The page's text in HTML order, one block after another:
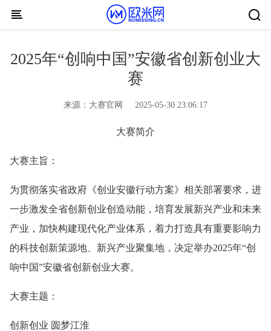
Skip to content
2025年“创响中国”安徽省创新创业大
赛
来源： 大赛官网 2025-05-30 23:06:17
大赛简介
大赛主旨：
为贯彻落实省政府《创业安徽行动方案》相关部署要求，进
一步激发全省创新创业创造动能，培育发展新兴产业和未来
产业，加快构建现代化产业体系，着力打造具有重要影响力
的科技创新策源地、新兴产业聚集地，决定举办2025年“创
响中国”安徽省创新创业大赛。
大赛主题：
创新创业 圆梦江淮